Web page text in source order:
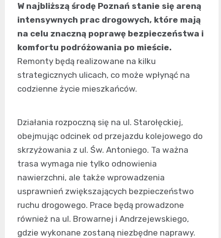
W najbliższą środę Poznań stanie się areną
intensywnych prac drogowych, które mają
na celu znaczną poprawę bezpieczeństwa i
komfortu podróżowania po mieście.
Remonty będą realizowane na kilku
strategicznych ulicach, co może wpłynąć na
codzienne życie mieszkańców.
Działania rozpoczną się na ul. Starołęckiej,
obejmując odcinek od przejazdu kolejowego do
skrzyżowania z ul. Św. Antoniego. Ta ważna
trasa wymaga nie tylko odnowienia
nawierzchni, ale także wprowadzenia
usprawnień zwiększających bezpieczeństwo
ruchu drogowego. Prace będą prowadzone
również na ul. Browarnej i Andrzejewskiego,
gdzie wykonane zostaną niezbędne naprawy.